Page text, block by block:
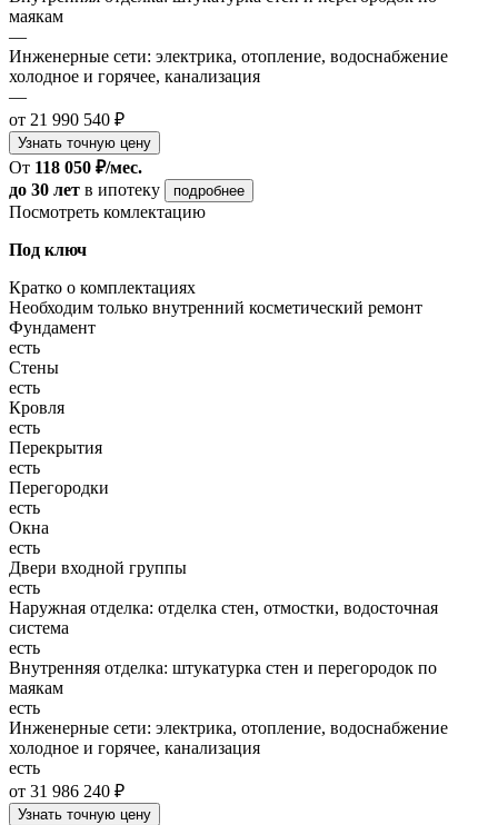
маякам
—
Инженерные сети: электрика, отопление, водоснабжение
холодное и горячее, канализация
—
от 21 990 540 ₽
Узнать точную цену
От 118 050 ₽/мес.
до 30 лет в ипотеку подробнее
Посмотреть комлектацию
Под ключ
Кратко о комплектациях
Необходим только внутренний косметический ремонт
Фундамент
есть
Стены
есть
Кровля
есть
Перекрытия
есть
Перегородки
есть
Окна
есть
Двери входной группы
есть
Наружная отделка: отделка стен, отмостки, водосточная
система
есть
Внутренняя отделка: штукатурка стен и перегородок по
маякам
есть
Инженерные сети: электрика, отопление, водоснабжение
холодное и горячее, канализация
есть
от 31 986 240 ₽
Узнать точную цену